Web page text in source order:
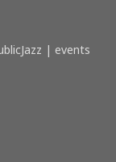
| events